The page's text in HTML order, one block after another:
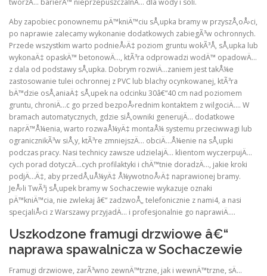
Aby zapobiec ponownemu pÄ™kniÄ™ciu sÅ‚upka bramy w przyszÅ‚oÅ›ci,
po naprawie zalecamy wykonanie dodatkowych zabiegÃ³w ochronnych.
Przede wszystkim warto podnieÅ›Ä‡ poziom gruntu wokÃ³Å‚ sÅ‚upka lub
wykonaÄ‡ opaskÄ™ betonowÄ…, ktÃ³ra odprowadzi wodÄ™ opadowÄ…
z dala od podstawy sÅ‚upka. Dobrym rozwiÄ…zaniem jest takÅ¼e
zastosowanie tulei ochronnej z PVC lub blachy ocynkowanej, ktÃ³ra
bÄ™dzie osÅ‚aniaÄ‡ sÅ‚upek na odcinku 30â€“40 cm nad poziomem
gruntu, chroniÄ…c go przed bezpoÅ›rednim kontaktem z wilgociÄ…. W
bramach automatycznych, gdzie siÅ‚owniki generujÄ… dodatkowe
naprÄ™Å¼enia, warto rozwaÅ¼yÄ‡ montaÅ¼ systemu przeciwwagi lub
ogranicznikÃ³w siÅ‚y, ktÃ³re zmniejszÄ… obciÄ…Å¼enie na sÅ‚upki
podczas pracy. Nasi technicy zawsze udzielajÄ… klientom wyczerpujÄ…
cych porad dotyczÄ…cych profilaktyki i chÄ™tnie doradzÄ…, jakie kroki
podjÄ…Ä‡, aby przedÅ‚uÅ¼yÄ‡ Å¼ywotnoÅ›Ä‡ naprawionej bramy.
JeÅ›li TwÃ³j sÅ‚upek bramy w Sochaczewie wykazuje oznaki
pÄ™kniÄ™cia, nie zwlekaj â€“ zadzwoÅ„ telefonicznie z nami4, a nasi
specjaliÅ›ci z Warszawy przyjadÄ… i profesjonalnie go naprawiÄ….
Uszkodzone framugi drzwiowe â€“
naprawa spawalnicza w Sochaczewie
Framugi drzwiowe, zarÃ³wno zewnÄ™trzne, jak i wewnÄ™trzne, sÄ…